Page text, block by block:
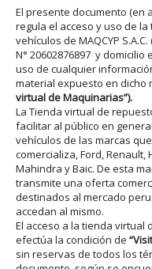
Renault
Suzuki
El presente documento (en
regula el acceso y uso de
vehículos de MAQCYP
N° 20602876897 y domicilio
uso de cualquier
material expuesto en dicho
virtual de Maquinarias”).
La Tienda virtual de
facilitar al público en
vehículos de las marcas
comercializa, Ford, Renault,
Mahindra y Baic. De esta
transmite una oferta
destinados al mercado
accedan al mismo.
El acceso a la tienda
efectúa la condición de
sin reservas de todos los